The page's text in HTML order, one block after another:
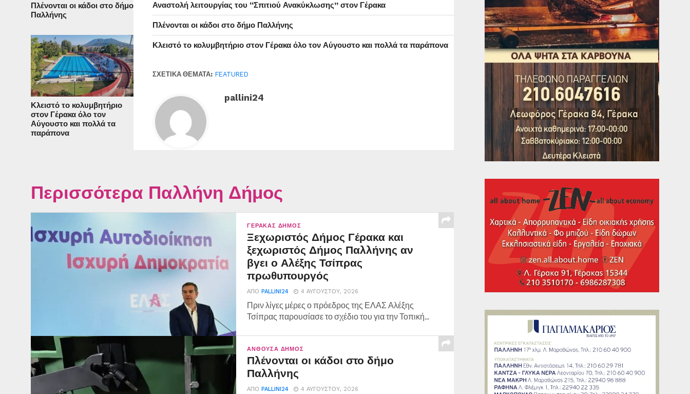
Πλένονται οι κάδοι στο δήμο
Παλλήνης
Κλειστό το κολυμβητήριο
στον Γέρακα όλο τον
Αύγουστο και πολλά τα
παράπονα
Αναστολή λειτουργίας του “Σπιτιού Ανακύκλωσης” στον Γέρακα
Πλένονται οι κάδοι στο δήμο Παλλήνης
Κλειστό το κολυμβητήριο στον Γέρακα όλο τον Αύγουστο και πολλά τα παράπονα
ΣΧΕΤΙΚΆ ΘΈΜΑΤΑ: FEATURED
pallini24
Περισσότερα Παλλήνη Δήμος
ΓΈΡΑΚΑΣ ΔΉΜΟΣ
Ξεχωριστός Δήμος Γέρακα και
ξεχωριστός Δήμος Παλλήνης αν
βγει ο Αλέξης Τσίπρας
πρωθυπουργός
ΑΠΌ PALLINI24 4 ΑΥΓΟΎΣΤΟΥ, 2026
Πριν λίγες μέρες ο πρόεδρος της ΕΛΑΣ Αλέξης
Τσίπρας παρουσίασε το σχέδιο του για την Τοπική...
ΑΝΘΟΎΣΑ ΔΉΜΟΣ
Πλένονται οι κάδοι στο δήμο
Παλλήνης
ΑΠΌ PALLINI24 4 ΑΥΓΟΎΣΤΟΥ, 2026